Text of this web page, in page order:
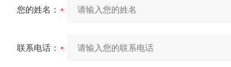
您的姓名：
联系电话：